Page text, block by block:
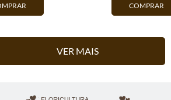
COMPRAR
VER MAIS